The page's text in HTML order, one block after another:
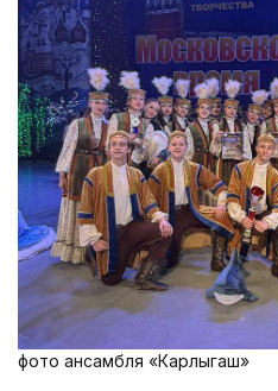
фото ансамбля «Карлыгаш»